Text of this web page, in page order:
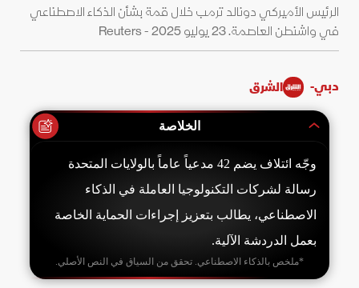
الرئيس الأميركي دونالد ترمب خلال قمة بشأن الذكاء الاصطناعي
في واشنطن العاصمة. 23 يوليو 2025 - Reuters
دبي- الشرق
الخلاصة
وجّه ائتلاف يضم 42 مدعياً عاماً بالولايات المتحدة
رسالة لشركات التكنولوجيا العاملة في الذكاء
الاصطناعي، يطالب بتعزيز إجراءات الحماية الخاصة
بعمل الدردشة الآلية.
*ملخص بالذكاء الاصطناعي. تحقق من السياق في النص الأصلي.